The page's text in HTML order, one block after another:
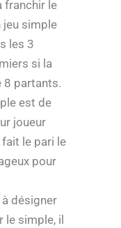
franchir le
jeu simple
les 3
si la
8 partants.
est de
joueur
fait le pari le
pour
désigner
le simple, il